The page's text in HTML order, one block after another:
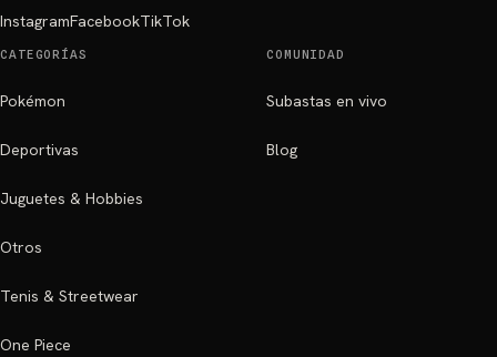
InstagramFacebookTikTok
CATEGORÍAS
Pokémon
Deportivas
Juguetes & Hobbies
Otros
Tenis & Streetwear
One Piece
COMUNIDAD
Subastas en vivo
Blog